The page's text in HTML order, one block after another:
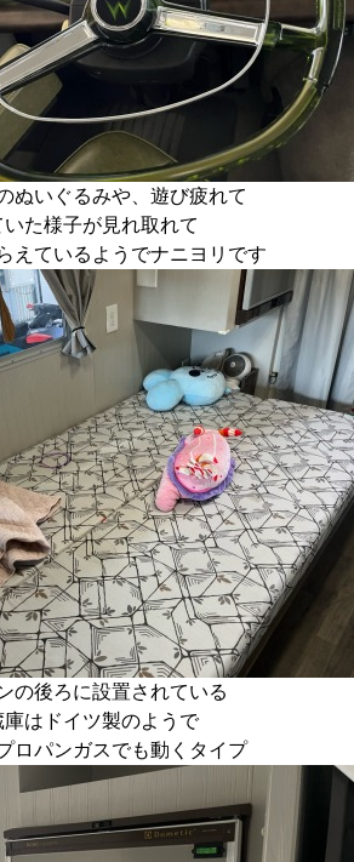
ぬいぐるみや、遊び疲れて
いた様子が見れ取れて
えているようでナニヨリです
の後ろに設置されている
庫はドイツ製のようで
ロパンガスでも動くタイプ